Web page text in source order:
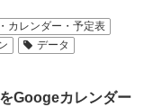
カレンダー・予定表
データ
Googeカレンダー